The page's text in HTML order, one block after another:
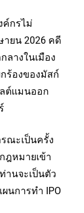
ค์กรไม่
ายน 2026 คดี
ลางในเมือง
ร้องของมัสก์
ต์แมนออก
ณะเป็นครั้ง
ฎหมายเข้า
านจะเป็นตัว
นการทำ IPO